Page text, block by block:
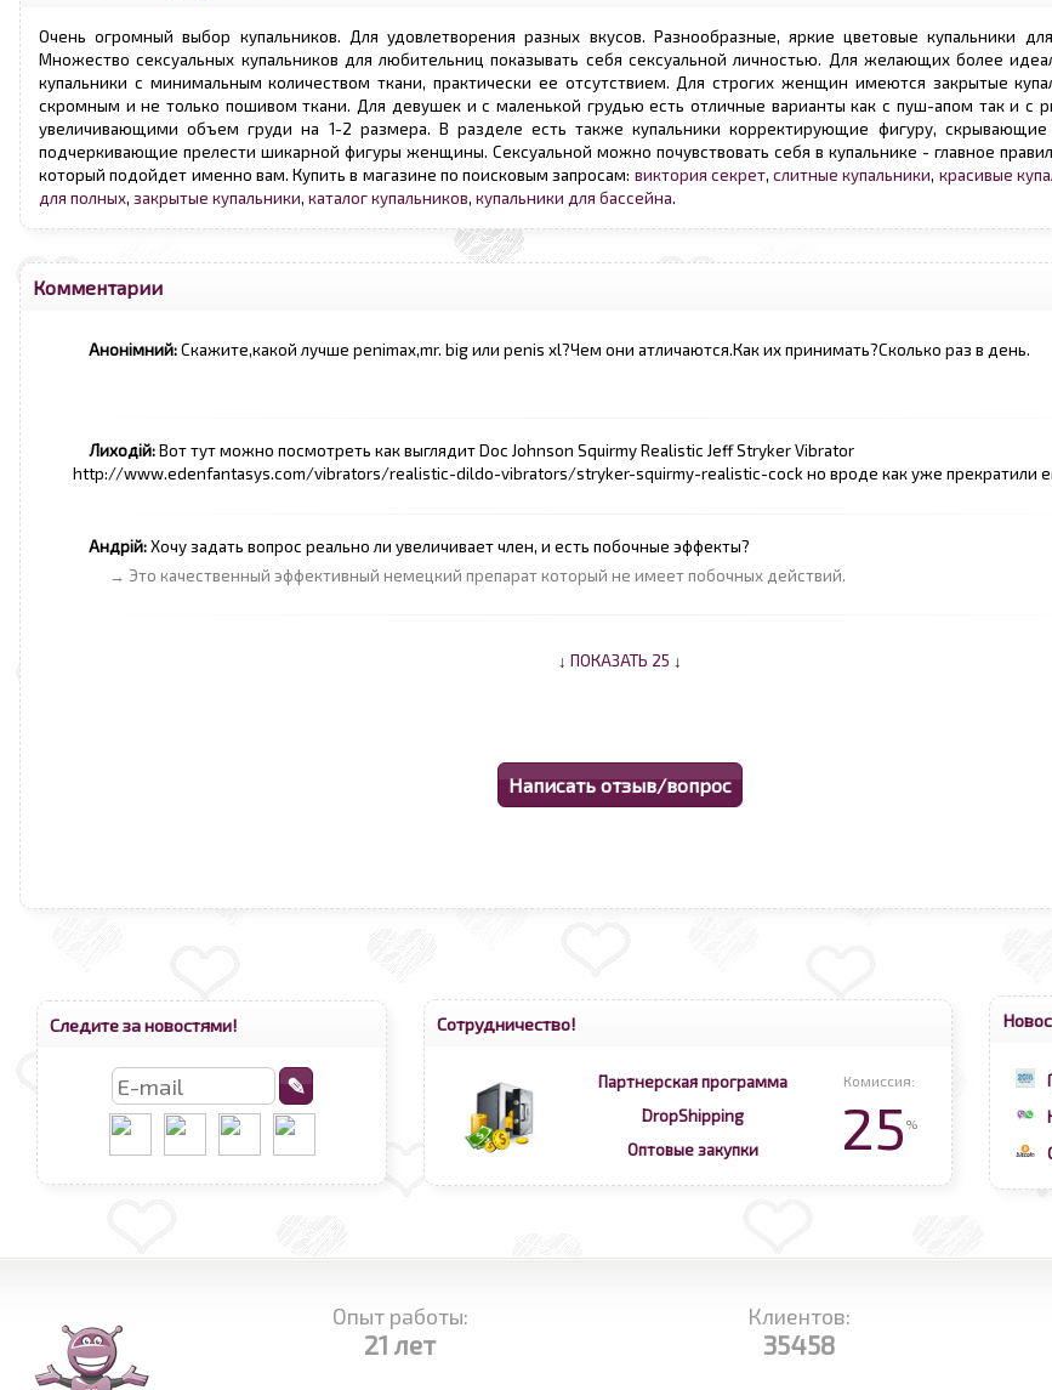
Очень огромный выбор купальников. Для удовлетворения разных вкусов. Разнообразные, яркие цветовые купальники
Множество сексуальных купальников для любительниц показывать себя сексуальной личностью. Для желающих более
купальники с минимальным количеством ткани, практически ее отсутствием. Для строгих женщин имеются закрытые
скромным и не только пошивом ткани. Для девушек и с маленькой грудью есть отличные варианты как с пуш-апом так и с
увеличивающими объем груди на 1-2 размера. В разделе есть также купальники корректирующие фигуру, скрывающие
подчеркивающие прелести шикарной фигуры женщины. Сексуальной можно почувствовать себя в купальнике - главное
который подойдет именно вам. Купить в магазине по поисковым запросам: виктория секрет, слитные купальники, красивые
для полных, закрытые купальники, каталог купальников, купальники для бассейна.
Комментарии
Анонімний:Скажите,какой лучше penimax,mr. big или penis xl?Чем они атличаются.Как их принимать?Сколько раз в день.
Лиходій:Вот тут можно посмотреть как выглядит Doc Johnson Squirmy Realistic Jeff Stryker Vibrator
http://www.edenfantasys.com/vibrators/realistic-dildo-vibrators/stryker-squirmy-realistic-cock но вроде как уже прекратили
Андрій:Хочу задать вопрос реально ли увеличивает член, и есть побочные эффекты?
→ Это качественный эффективный немецкий препарат который не имеет побочных действий.
↓ ПОКАЗАТЬ 25 ↓
Следите за новостями! Сотрудничество!
Партнерская программа Комиссия:
25 %
DropShipping
Оптовые закупки
Опыт работы:
21 лет
Клиентов:
35458